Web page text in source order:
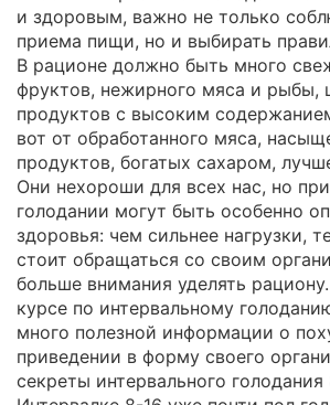
и здоровым, важно не только
приема пищи, но и выбирать
В рационе должно быть много
фруктов, нежирного мяса и рыбы,
продуктов с высоким
вот от обработанного мяса,
продуктов, богатых сахаром,
Они нехороши для всех нас, но
голодании могут быть особенно
здоровья: чем сильнее нагрузки,
стоит обращаться со своим
больше внимания уделять
курсе по интервальному
много полезной информации о
приведении в форму своего
секреты интервального голодания